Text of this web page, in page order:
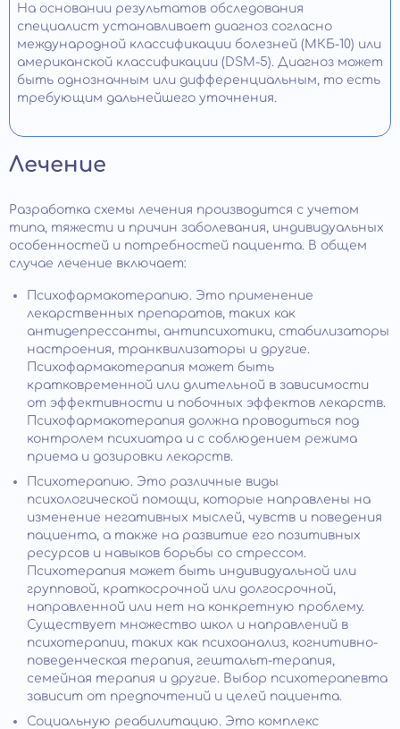
На основании результатов обследования
специалист устанавливает диагноз согласно
международной классификации болезней (МКБ-10) или
американской классификации (DSM-5). Диагноз может
быть однозначным или дифференциальным, то есть
требующим дальнейшего уточнения.
Лечение
Разработка схемы лечения производится с учетом
типа, тяжести и причин заболевания, индивидуальных
особенностей и потребностей пациента. В общем
случае лечение включает:
Психофармакотерапию. Это применение
лекарственных препаратов, таких как
антидепрессанты, антипсихотики, стабилизаторы
настроения, транквилизаторы и другие.
Психофармакотерапия может быть
кратковременной или длительной в зависимости
от эффективности и побочных эффектов лекарств.
Психофармакотерапия должна проводиться под
контролем психиатра и с соблюдением режима
приема и дозировки лекарств.
Психотерапию. Это различные виды
психологической помощи, которые направлены на
изменение негативных мыслей, чувств и поведения
пациента, а также на развитие его позитивных
ресурсов и навыков борьбы со стрессом.
Психотерапия может быть индивидуальной или
групповой, краткосрочной или долгосрочной,
направленной или нет на конкретную проблему.
Существует множество школ и направлений в
психотерапии, таких как психоанализ, когнитивно-
поведенческая терапия, гештальт-терапия,
семейная терапия и другие. Выбор психотерапевта
зависит от предпочтений и целей пациента.
Социальную реабилитацию. Это комплекс